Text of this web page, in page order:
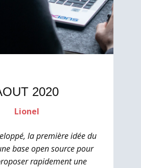
2020
Lionel
la première idée du
base open source pour
rapidement une